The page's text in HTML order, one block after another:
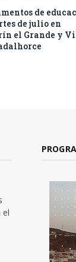
de
de julio en
el Grande y
el